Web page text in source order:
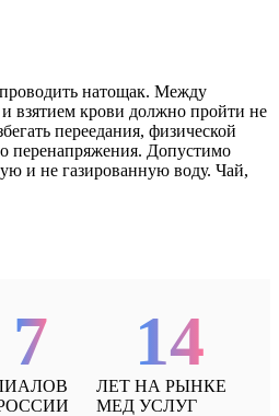
натощак. Между
взятием крови должно пройти не
переедания, физической
перенапряжения. Допустимо
и не газированную воду. Чай,
7 14
ЛЕТ НА РЫНКЕ
МЕД УСЛУГ